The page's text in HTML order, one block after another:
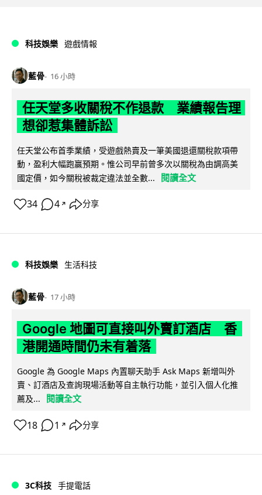
科技娛樂 遊戲情報
藍骨 16 小時
任天堂多收關稅不作退款 業績報告理
想卻惹集體訴訟
任天堂公布首季業績，受遊戲熱賣及一筆美國退還關稅款項帶
動，盈利大幅跑贏預期。惟公司早前曾多次以關稅為由調高美
國定價，如今關稅被裁定違法並全數...
閱讀全文
34 4 ↗ 分享
科技娛樂 生活科技
藍骨 17 小時
Google 地圖可直接叫外賣訂酒店 香
港開通時間仍未有着落
Google 為 Google Maps 內置聊天助手 Ask Maps 新增叫外
賣、訂酒店及查詢現場活動等自主執行功能，並引入個人化推
薦及...
閱讀全文
18 1 ↗ 分享
3C科技 手提電話